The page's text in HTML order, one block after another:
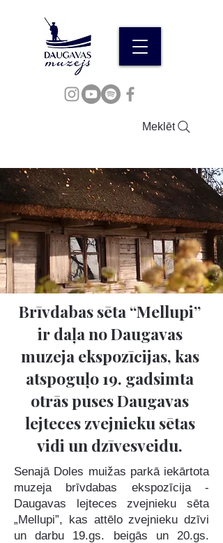
Meklēt
Brīvdabas sēta “Mellupi”
ir daļa no Daugavas
muzeja ekspozīcijas, kas
atspoguļo 19. gadsimta
otrās puses Daugavas
lejteces zvejnieku sētas
vidi un dzīvesveidu.
Senajā Doles muižas parkā iekārtota
muzeja brīvdabas ekspozīcija -
Daugavas lejteces zvejnieku sēta
„Mellupi”, kas attēlo zvejnieku dzīvi
un darbu 19.gs. beigās un 20.gs.